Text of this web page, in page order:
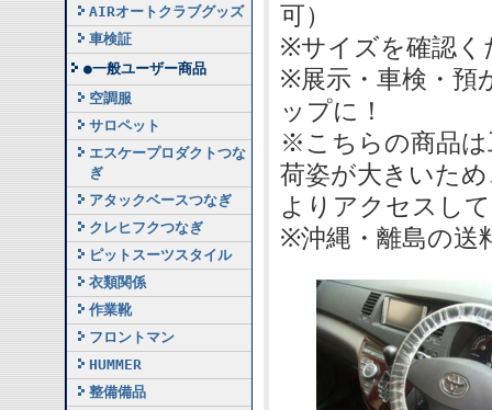
AIRオートクラブグッズ
車検証
●一般ユーザー商品
空調服
サロペット
エスケープロダクトつな
ぎ
アタックベースつなぎ
クレヒフクつなぎ
ピットスーツスタイル
衣類関係
作業靴
フロントマン
HUMMER
整備備品
可）
※サイズを確認く
※展示・車検・預
ップに！
※こちらの商品は
荷姿が大きいた
よりアクセスし
※沖縄・離島の送